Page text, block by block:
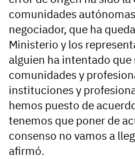
comunidades
negociador, que ha
Ministerio y los
alguien ha intentado
comunidades y
instituciones y
hemos puesto de
tenemos que poner de
consenso no vamos a
afirmó.